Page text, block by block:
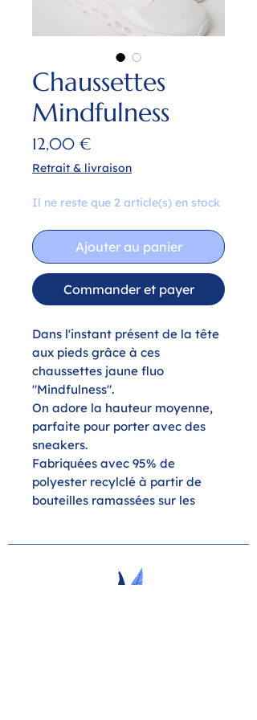
Chaussettes
Mindfulness
12,00 €
Retrait & livraison
Il ne reste que 2 article(s) en stock
Ajouter au panier
Commander et payer
Dans l'instant présent de la tête
aux pieds grâce à ces
chaussettes jaune fluo
"Mindfulness".
On adore la hauteur moyenne,
parfaite pour porter avec des
sneakers.
Fabriquées avec 95% de
polyester recylclé à partir de
bouteilles ramassées sur les